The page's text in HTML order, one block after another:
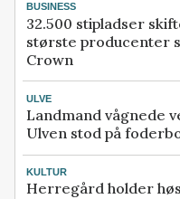
BUSINESS
32.500 stipladser
største producenter
Crown
ULVE
Landmand vågnede
Ulven stod på
KULTUR
Herregård holder